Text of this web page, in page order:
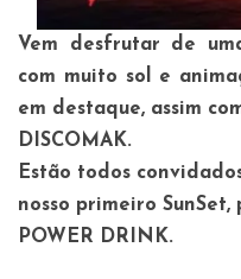
Vem desfrutar de
com muito sol e
em destaque, assim
DISCOMAK.
Estão todos
nosso primeiro
POWER DRINK.